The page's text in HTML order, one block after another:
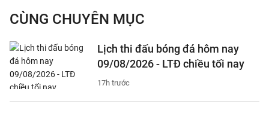
CÙNG CHUYÊN MỤC
Lịch thi đấu bóng đá hôm nay
09/08/2026 - LTĐ chiều tối nay
17h trước